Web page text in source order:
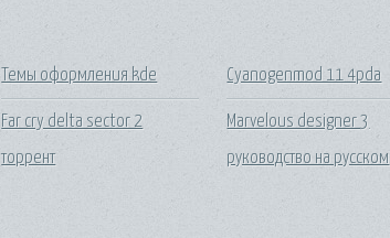
Темы оформления kde
Far cry delta sector 2
торрент
Cyanogenmod 11 4pda
Marvelous designer 3
руководство на русском